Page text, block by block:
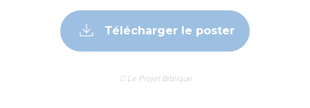
Télécharger le poster
© Le Projet Biblique